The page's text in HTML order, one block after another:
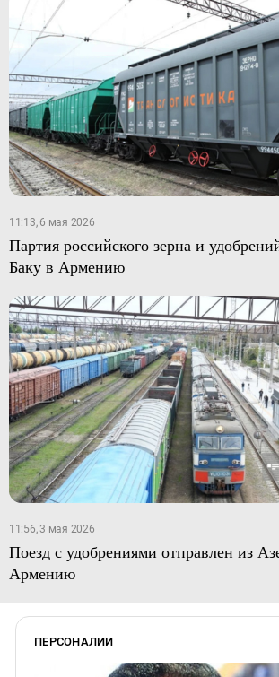
11:13, 6 мая 2026
Партия российского зерна и
Баку в Армению
11:56, 3 мая 2026
Поезд с удобрениями отправлен из
Армению
ПЕРСОНАЛИИ